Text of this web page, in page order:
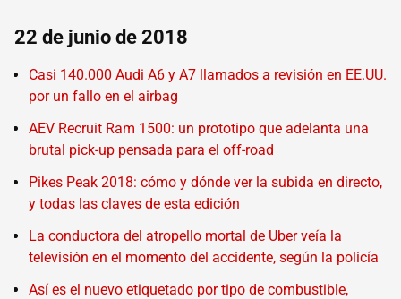
22 de junio de 2018
Casi 140.000 Audi A6 y A7 llamados a revisión en EE.UU.
por un fallo en el airbag
AEV Recruit Ram 1500: un prototipo que adelanta una
brutal pick-up pensada para el off-road
Pikes Peak 2018: cómo y dónde ver la subida en directo,
y todas las claves de esta edición
La conductora del atropello mortal de Uber veía la
televisión en el momento del accidente, según la policía
Así es el nuevo etiquetado por tipo de combustible,